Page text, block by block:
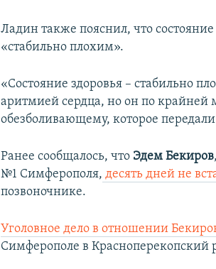
Ладин также пояснил, что состояние
«стабильно плохим».
«Состояние здоровья – стабильно
аритмией сердца, но он по крайней
обезболивающему, которое
Ранее сообщалось, что Эдем Бекиров
№1 Симферополя, десять дней не
позвоночнике.
Уголовное дело в отношении
Симферополе в Красноперекопский